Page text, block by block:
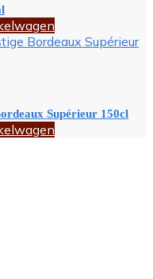
Supérieur 150cl